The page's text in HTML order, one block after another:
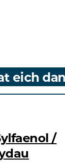
eich
/